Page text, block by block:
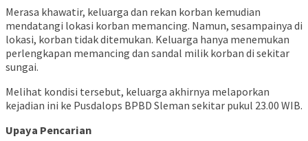
Merasa khawatir, keluarga dan rekan korban kemudian
mendatangi lokasi korban memancing. Namun, sesampainya di
lokasi, korban tidak ditemukan. Keluarga hanya menemukan
perlengkapan memancing dan sandal milik korban di sekitar
sungai.
Melihat kondisi tersebut, keluarga akhirnya melaporkan
kejadian ini ke Pusdalops BPBD Sleman sekitar pukul 23.00 WIB.
Upaya Pencarian